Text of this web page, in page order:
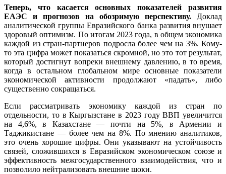
Теперь, что касается основных показателей развития
ЕАЭС и прогнозов на обозримую перспективу. Доклад
аналитической группы Евразийского банка развития внушает
здоровый оптимизм. По итогам 2023 года, в общем экономика
каждой из стран-партнеров подросла более чем на 3%. Кому-
то эта цифра может показаться скромной, но это тот результат,
который достигнут вопреки внешнему давлению, в то время,
когда в остальном глобальном мире основные показатели
экономической активности продолжают «падать», либо
существенно сокращаться.
Если рассматривать экономику каждой из стран по
отдельности, то в Кыргызстане в 2023 году ВВП увеличится
на 4,6%, в Казахстане — почти на 5%, в Армении и
Таджикистане — более чем на 8%. По мнению аналитиков,
это очень хорошие цифры. Они указывают на устойчивость
связей, сложившихся в Евразийском экономическом союзе и
эффективность межгосударственного взаимодействия, что и
позволило нейтрализовать внешние шоки.